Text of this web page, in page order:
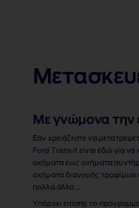
Με γνώμονα την
Εάν χρειάζεστε να
Ford Transit είναι εδώ για
οχήματα έως οχήματα
οχήματα διανομής τροφίμων
πολλά άλλα…
Υπάρχει επίσης το